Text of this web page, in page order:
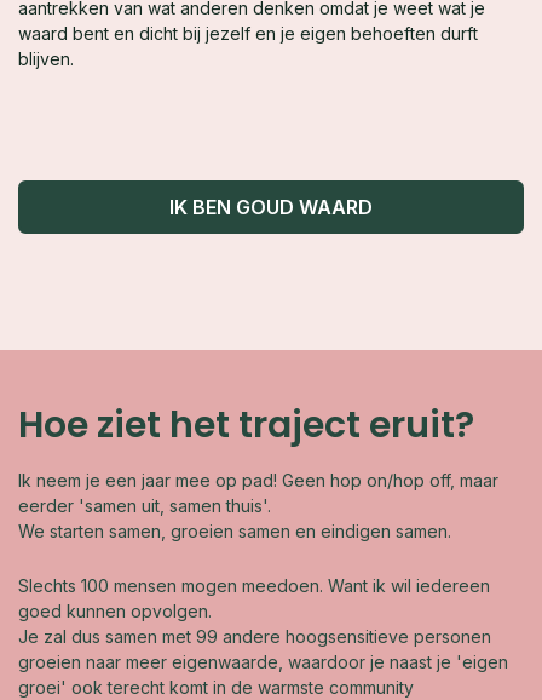
aantrekken van wat anderen denken omdat je weet wat je
waard bent en dicht bij jezelf en je eigen behoeften durft
blijven.
IK BEN GOUD WAARD
Hoe ziet het traject eruit?
Ik neem je een jaar mee op pad! Geen hop on/hop off, maar
eerder 'samen uit, samen thuis'.
We starten samen, groeien samen en eindigen samen.
Slechts 100 mensen mogen meedoen. Want ik wil iedereen
goed kunnen opvolgen.
Je zal dus samen met 99 andere hoogsensitieve personen
groeien naar meer eigenwaarde, waardoor je naast je 'eigen
groei' ook terecht komt in de warmste community